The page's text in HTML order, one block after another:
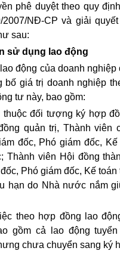
phê duyệt theo quy
2007/NĐ-CP và giải
sau:
sử dụng lao động
động của doanh nghiệp
bố giá trị doanh nghiệp
tư này, bao gồm:
thuộc đối tượng ký hợp
quản trị, Thành viên
đốc, Phó giám đốc,
Thành viên Hội đồng
Phó giám đốc, Kế
hạn do Nhà nước nắm
theo hợp đồng lao
gồm cả lao động
chưa chuyển sang ký